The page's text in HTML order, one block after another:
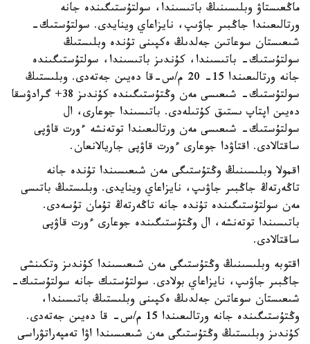
ماڭعىستاۋ وبلىسىنىڭ باتىسىندا، سولتۇستىگىندە جانە
ورتالىعىندا جاڭبىر جاۋىپ، نايزاعاي وينايدى. سولتۇستىك-
شىعىستان سوعاتىن جەلدىڭ ەكپىنى تۇندە وبلىستىڭ
سولتۇستىك- باتىسىندا، كۇندىز باتىسىندا، سولتۇستىگىندە
جانە ورتالىعىندا 15- 20 م/س-قا دەيىن جەتەدى. وبلىستىڭ
سولتۇستىك- شىعىسى مەن وڭتۇستىگىندە كۇندىز 38+ گرادۋسقا
دەيىن اپتاپ ىستىق كۇتىلەدى. باتىسىندا جوعارى، ال
سولتۇستىك- شىعىسى مەن ورتالىعىندا توتەنشە ءورت قاۋپى
ساقتالادى. اقتاۋدا جوعارى ءورت قاۋپى جاريالانعان.
اقمولا وبلىسىنىڭ وڭتۇستىگى مەن شىعىسىندا تۇندە جانە
تاڭەرتەڭ جاڭبىر جاۋىپ، نايزاعاي وينايدى. وبلىستىڭ باتىسى
مەن سولتۇستىگىندە تۇندە جانە تاڭەرتەڭ تۇمان تۇسەدى.
باتىسىندا توتەنشە، ال وڭتۇستىگىندە جوعارى ءورت قاۋپى
ساقتالادى.
اقتوبە وبلىسىنىڭ وڭتۇستىگى مەن شىعىسىندا كۇندىز وتكىنشى
جاڭبىر جاۋىپ، نايزاعاي بولادى. سولتۇستىك جانە سولتۇستىك-
شىعىستان سوعاتىن جەلدىڭ ەكپىنى وبلىستىڭ باتىسىندا،
وڭتۇستىگىندە جانە ورتالىعىندا 15 م/س- قا دەيىن جەتەدى.
كۇندىز وبلىستىڭ وڭتۇستىگى مەن شىعىسىندا اۋا تەمپەراتۋراسى